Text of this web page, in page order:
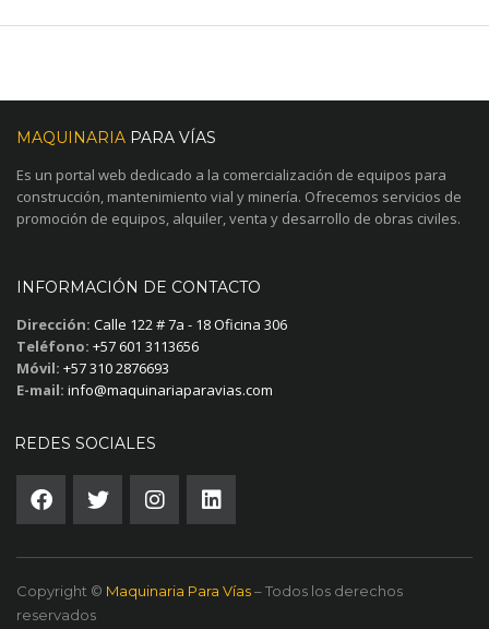
MAQUINARIA PARA VÍAS
Es un portal web dedicado a la comercialización de equipos para
construcción, mantenimiento vial y minería. Ofrecemos servicios de
promoción de equipos, alquiler, venta y desarrollo de obras civiles.
INFORMACIÓN DE CONTACTO
Dirección: Calle 122 # 7a - 18 Oficina 306
Teléfono: +57 601 3113656
Móvil: +57 310 2876693
E-mail: info@maquinariaparavias.com
REDES SOCIALES
Copyright © Maquinaria Para Vías– Todos los derechos
reservados